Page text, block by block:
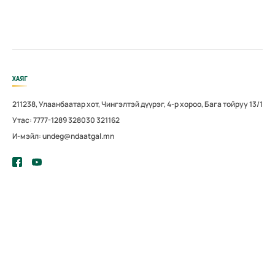
ХАЯГ
211238, Улаанбаатар хот, Чингэлтэй дүүрэг, 4-р хороо, Бага тойруу 13/1
Утас: 7777-1289 328030 321162
И-мэйл: undeg@ndaatgal.mn